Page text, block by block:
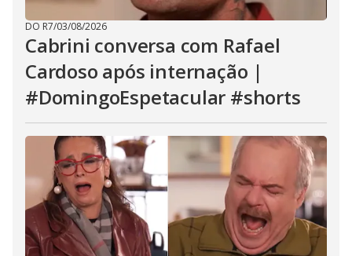
DO R7/03/08/2026
Cabrini conversa com Rafael
Cardoso após internação |
#DomingoEspetacular #shorts